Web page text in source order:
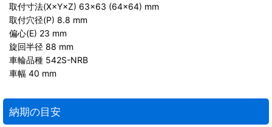
取付寸法(X×Y×Z) 63×63 (64×64) mm
取付穴径(P) 8.8 mm
偏心(E) 23 mm
旋回半径 88 mm
車輪品種 542S-NRB
車幅 40 mm
納期の目安